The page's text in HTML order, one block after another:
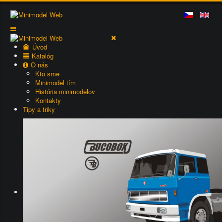
Úvod
Katalóg
O nás
Kto sme
Minimodel tím
História minimodelov
Kontakty
Tipy a triky